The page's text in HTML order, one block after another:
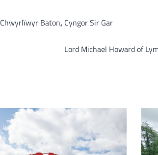
Chwyrlïwyr Baton, Cyngor Sir Gar
Lord Michael Howard of